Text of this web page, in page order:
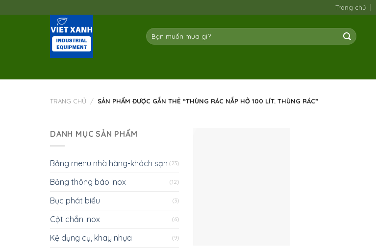
to
Trang chủ
Tìm
kiếm:
TRANG CHỦ / SẢN PHẨM ĐƯỢC GẮN THẺ “THÙNG RÁC NẮP HỞ 100 LÍT. THÙNG RÁC”
DANH MỤC SẢN PHẨM
Bảng menu nhà hàng-khách sạn (23)
Bảng thông báo inox (12)
Bục phát biểu (3)
Cột chắn inox (6)
Kệ dụng cụ, khay nhựa (9)